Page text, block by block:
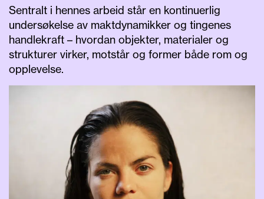
Sentralt i hennes arbeid står en kontinuerlig
undersøkelse av maktdynamikker og tingenes
handlekraft – hvordan objekter, materialer og
strukturer virker, motstår og former både rom og
opplevelse.